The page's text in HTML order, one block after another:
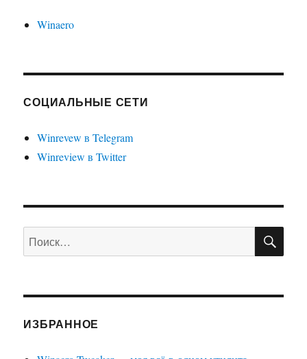
Winaero
СОЦИАЛЬНЫЕ СЕТИ
Winrevew в Telegram
Winreview в Twitter
Искать:
ИЗБРАННОЕ